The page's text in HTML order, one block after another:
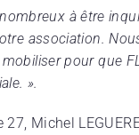
à être
association.
pour que
».
27, Michel